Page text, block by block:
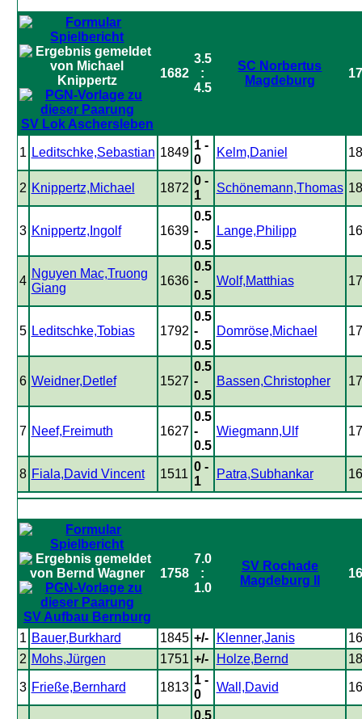
SV Lok Aschersleben
1682
3.5
:
4.5
SC Norbertus
Magdeburg
1 Leditschke,Sebastian 1849
1 -
0
Kelm,Daniel
2 Knippertz,Michael 1872
0 -
1
Schönemann,Thomas
3 Knippertz,Ingolf 1639
0.5
-
0.5
Lange,Philipp
4
Nguyen Mac,Truong
Giang
1636
0.5
-
0.5
Wolf,Matthias
5 Leditschke,Tobias 1792
0.5
-
0.5
Domröse,Michael
6 Weidner,Detlef 1527
0.5
-
0.5
Bassen,Christopher
7 Neef,Freimuth 1627
0.5
-
0.5
Wiegmann,Ulf
8 Fiala,David Vincent 1511
0 -
1
Patra,Subhankar
SV Aufbau Bernburg
1758
7.0
:
1.0
SV Rochade
Magdeburg II
1 Bauer,Burkhard 1845 +/- Klenner,Janis
2 Mohs,Jürgen 1751 +/- Holze,Bernd
3 Frieße,Bernhard 1813
1 -
0
Wall,David
0.5